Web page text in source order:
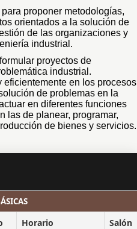
proponer metodologías,
orientados a la solución de
de las organizaciones y
industrial.
proyectos de
industrial.
en los procesos
de problemas en la
en diferentes funciones
las de planear, programar,
de bienes y servicios.
Horario
Salón